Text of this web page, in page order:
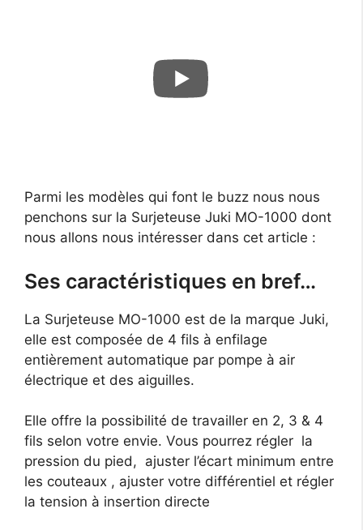
Parmi les modèles qui font le buzz nous nous
penchons sur la Surjeteuse Juki MO-1000 dont
nous allons nous intéresser dans cet article :
Ses caractéristiques en bref…
La Surjeteuse MO-1000 est de la marque Juki,
elle est composée de 4 fils à enfilage
entièrement automatique par pompe à air
électrique et des aiguilles.
Elle offre la possibilité de travailler en 2, 3 & 4
fils selon votre envie. Vous pourrez régler la
pression du pied, ajuster l’écart minimum entre
les couteaux , ajuster votre différentiel et régler
la tension à insertion directe